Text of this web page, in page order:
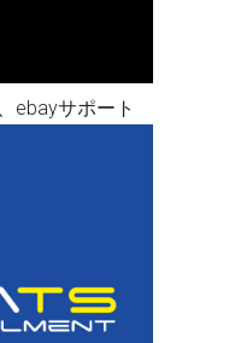
ebayサポート